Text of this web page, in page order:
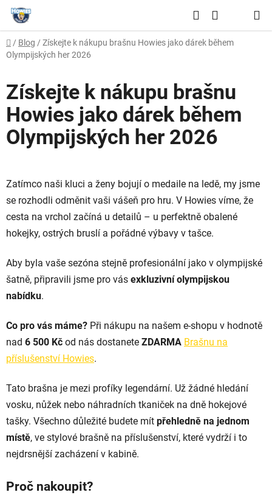
Přejít
obsah
Hledat
KOŠÍK
Domů
/ Blog / Získejte k nákupu brašnu Howies jako dárek během
Olympijských her 2026
Získejte k nákupu brašnu
Howies jako dárek během
Olympijských her 2026
Zatímco naši kluci a ženy bojují o medaile na ledě, my jsme
se rozhodli odměnit vaši vášeň pro hru. V Howies víme, že
cesta na vrchol začíná u detailů – u perfektně obalené
hokejky, ostrých bruslí a pořádné výbavy v tašce.
Aby byla vaše sezóna stejně profesionální jako v olympijské
šatně, připravili jsme pro vás exkluzivní olympijskou
nabídku.
Co pro vás máme? Při nákupu na našem e-shopu v hodnotě
nad 6 500 Kč od nás dostanete ZDARMA Brašnu na
příslušenství Howies.
Tato brašna je mezi profíky legendární. Už žádné hledání
vosku, nůžek nebo náhradních tkaniček na dně hokejové
tašky. Všechno důležité budete mít přehledně na jednom
místě, ve stylové brašně na příslušenství, které vydrží i to
nejdrsnější zacházení v kabině.
Proč nakoupit?